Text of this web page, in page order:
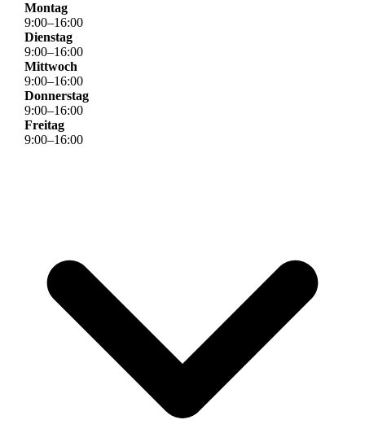
Montag
9:00–16:00
Dienstag
9:00–16:00
Mittwoch
9:00–16:00
Donnerstag
9:00–16:00
Freitag
9:00–16:00